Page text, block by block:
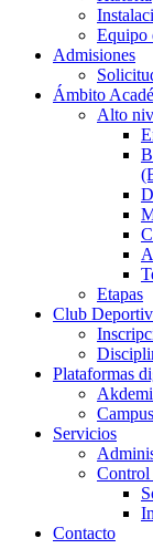
Equipo
Admisiones
Ámbito
Alto
Etapas
Club
Plataformas
Servicios
Control
Contacto